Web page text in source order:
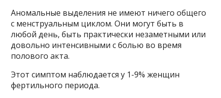
Аномальные выделения не имеют ничего общего
с менструальным циклом. Они могут быть в
любой день, быть практически незаметными или
довольно интенсивными с болью во время
полового акта.
Этот симптом наблюдается у 1-9% женщин
фертильного периода.